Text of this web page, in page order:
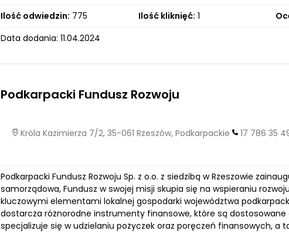
Ilość odwiedzin: 775 Ilość kliknięć: 1
Data dodania: 11.04.2024
Podkarpacki Fundusz Rozwoju
Króla Kazimierza 7/2, 35-061 Rzeszów, Podkarpackie 17 786 35
Podkarpacki Fundusz Rozwoju Sp. z o.o. z siedzibą w Rzeszowie
samorządowa, Fundusz w swojej misji skupia się na wspieraniu
kluczowymi elementami lokalnej gospodarki województwa
dostarcza różnorodne instrumenty finansowe, które są
specjalizuje się w udzielaniu pożyczek oraz poręczeń finansowych, a